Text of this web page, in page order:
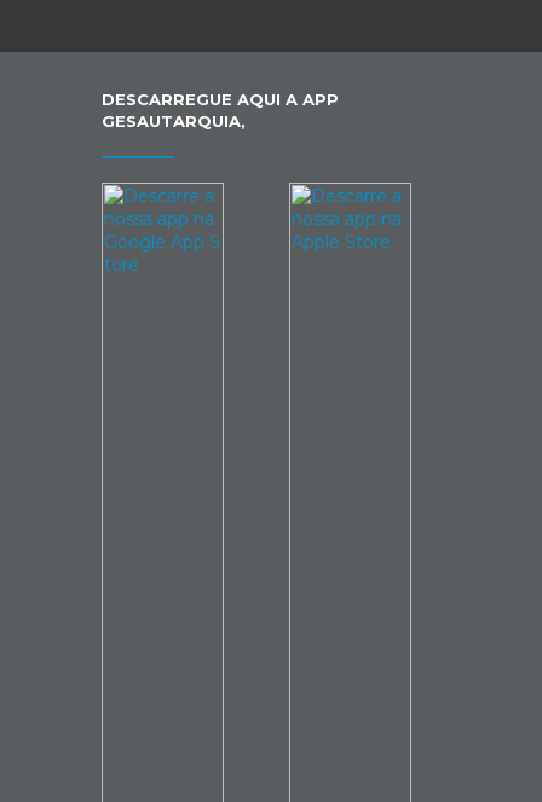
DESCARREGUE AQUI A APP
GESAUTARQUIA,